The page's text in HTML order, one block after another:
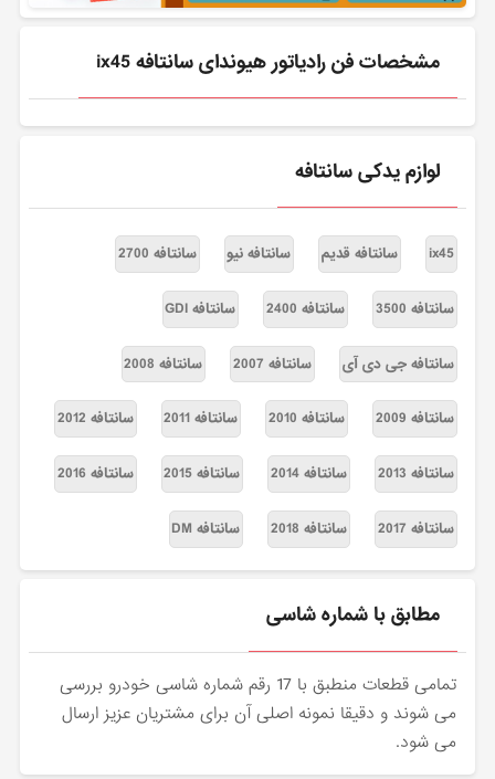
مشخصات فن رادیاتور هیوندای سانتافه ix45
لوازم یدکی سانتافه
ix45 سانتافه قدیم سانتافه نیو سانتافه 2700
سانتافه 3500 سانتافه 2400 سانتافه GDI
سانتافه جی دی آی سانتافه 2007 سانتافه 2008
سانتافه 2009 سانتافه 2010 سانتافه 2011 سانتافه 2012
سانتافه 2013 سانتافه 2014 سانتافه 2015 سانتافه 2016
سانتافه 2017 سانتافه 2018 سانتافه DM
مطابق با شماره شاسی
تمامی قطعات منطبق با 17 رقم شماره شاسی خودرو بررسی
می شوند و دقیقا نمونه اصلی آن برای مشتریان عزیز ارسال
می شود.